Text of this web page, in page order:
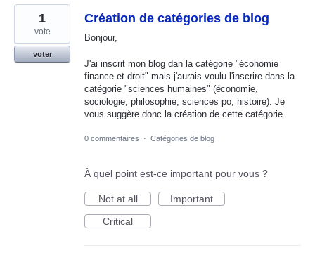
Création de catégories de blog
Bonjour,
J'ai inscrit mon blog dan la catégorie "économie
finance et droit" mais j'aurais voulu l'inscrire dans la
catégorie "sciences humaines" (économie,
sociologie, philosophie, sciences po, histoire). Je
vous suggère donc la création de cette catégorie.
1
vote
voter
0 commentaires · Catégories de blog
À quel point est-ce important pour vous ?
Not at all
Important
Critical